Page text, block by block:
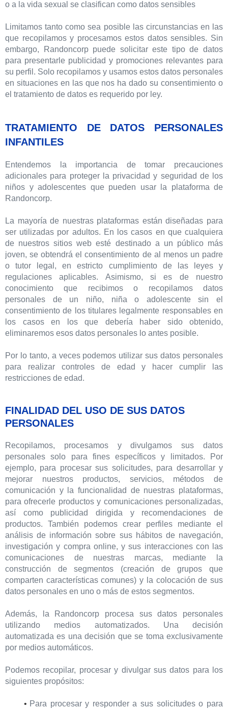
o a la vida sexual se clasifican como datos sensibles
Limitamos tanto como sea posible las circunstancias en las
que recopilamos y procesamos estos datos sensibles. Sin
embargo, Randoncorp puede solicitar este tipo de datos
para presentarle publicidad y promociones relevantes para
su perfil. Solo recopilamos y usamos estos datos personales
en situaciones en las que nos ha dado su consentimiento o
el tratamiento de datos es requerido por ley.
TRATAMIENTO DE DATOS PERSONALES
INFANTILES
Entendemos la importancia de tomar precauciones
adicionales para proteger la privacidad y seguridad de los
niños y adolescentes que pueden usar la plataforma de
Randoncorp.
La mayoría de nuestras plataformas están diseñadas para
ser utilizadas por adultos. En los casos en que cualquiera
de nuestros sitios web esté destinado a un público más
joven, se obtendrá el consentimiento de al menos un padre
o tutor legal, en estricto cumplimiento de las leyes y
regulaciones aplicables. Asimismo, si es de nuestro
conocimiento que recibimos o recopilamos datos
personales de un niño, niña o adolescente sin el
consentimiento de los titulares legalmente responsables en
los casos en los que debería haber sido obtenido,
eliminaremos esos datos personales lo antes posible.
Por lo tanto, a veces podemos utilizar sus datos personales
para realizar controles de edad y hacer cumplir las
restricciones de edad.
FINALIDAD DEL USO DE SUS DATOS
PERSONALES
Recopilamos, procesamos y divulgamos sus datos
personales solo para fines específicos y limitados. Por
ejemplo, para procesar sus solicitudes, para desarrollar y
mejorar nuestros productos, servicios, métodos de
comunicación y la funcionalidad de nuestras plataformas,
para ofrecerle productos y comunicaciones personalizadas,
así como publicidad dirigida y recomendaciones de
productos. También podemos crear perfiles mediante el
análisis de información sobre sus hábitos de navegación,
investigación y compra online, y sus interacciones con las
comunicaciones de nuestras marcas, mediante la
construcción de segmentos (creación de grupos que
comparten características comunes) y la colocación de sus
datos personales en uno o más de estos segmentos.
Además, la Randoncorp procesa sus datos personales
utilizando medios automatizados. Una decisión
automatizada es una decisión que se toma exclusivamente
por medios automáticos.
Podemos recopilar, procesar y divulgar sus datos para los
siguientes propósitos:
Para procesar y responder a sus solicitudes o para